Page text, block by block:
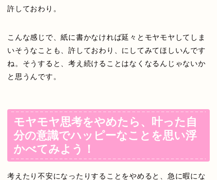
許しておわり。
こんな感じで、紙に書かなければ延々とモヤモヤしてしま
いそうなことも、許しておわり、にしてみてほしいんです
ね。そうすると、考え続けることはなくなるんじゃないか
と思うんです。
モヤモヤ思考をやめたら、叶った自
分の意識でハッピーなことを思い浮
かべてみよう！
考えたり不安になったりすることをやめると、急に暇にな